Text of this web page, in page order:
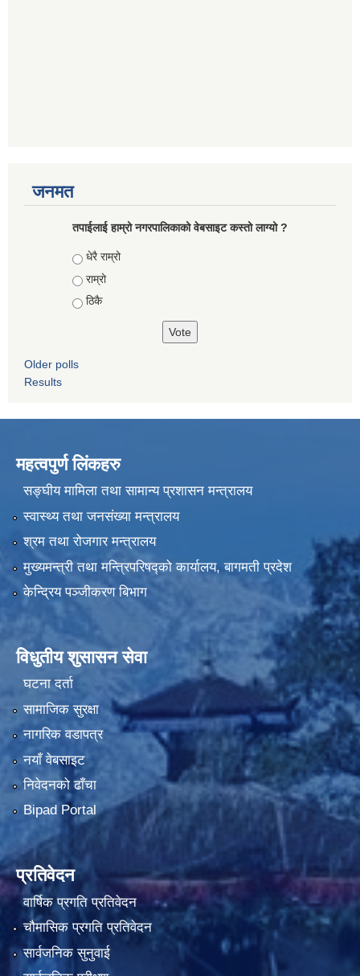
जनमत
तपाईलाई हाम्रो नगरपालिकाको वेबसाइट कस्तो लाग्यो ?
Choices
धेरै राम्रो
राम्रो
ठिकै
Older polls
Results
महत्वपुर्ण लिंकहरु
सङ्घीय मामिला तथा सामान्य प्रशासन मन्त्रालय
स्वास्थ्य तथा जनसंख्या मन्त्रालय
श्रम तथा रोजगार मन्त्रालय
मुख्यमन्त्री तथा मन्त्रिपरिषद्को कार्यालय, बागमती प्रदेश
केन्द्रिय पञ्जीकरण बिभाग
विधुतीय शुसासन सेवा
घटना दर्ता
सामाजिक सुरक्षा
नागरिक वडापत्र
नयाँ वेबसाइट
निवेदनको ढाँचा
Bipad Portal
प्रतिवेदन
वार्षिक प्रगति प्रतिवेदन
चौमासिक प्रगति प्रतिवेदन
सार्वजनिक सुनुवाई